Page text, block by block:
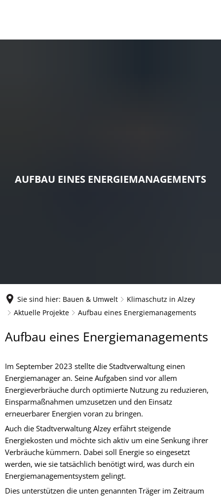
AUFBAU EINES ENERGIEMANAGEMENTS
Sie sind hier: Bauen & Umwelt
Klimaschutz in Alzey
Aktuelle Projekte
Aufbau eines Energiemanagements
Aufbau
Energiemanagements
Aufbau eines Energiemanagements
Im September 2023 stellte die Stadtverwaltung einen
Energiemanager an. Seine Aufgaben sind vor allem
Energieverbräuche durch optimierte Nutzung zu reduzieren,
Einsparmaßnahmen umzusetzen und den Einsatz
erneuerbarer Energien voran zu bringen.
Auch die Stadtverwaltung Alzey erfährt steigende
Energiekosten und möchte sich aktiv um eine Senkung ihrer
Verbräuche kümmern. Dabei soll Energie so eingesetzt
werden, wie sie tatsächlich benötigt wird, was durch ein
Energiemanagementsystem gelingt.
Dies unterstützen die unten genannten Träger im Zeitraum